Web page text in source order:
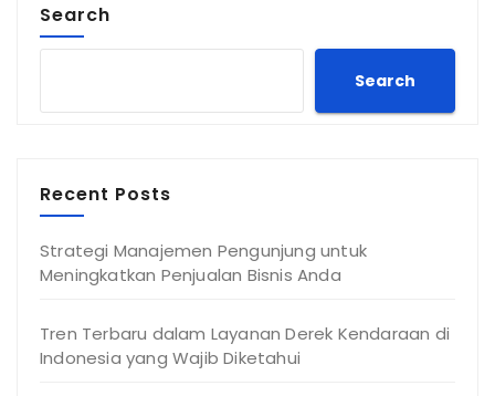
Search
Search
Recent Posts
Strategi Manajemen Pengunjung untuk
Meningkatkan Penjualan Bisnis Anda
Tren Terbaru dalam Layanan Derek Kendaraan di
Indonesia yang Wajib Diketahui